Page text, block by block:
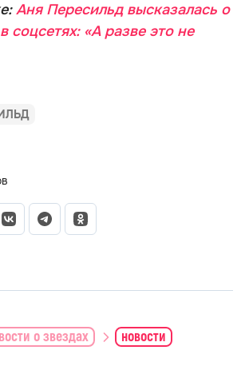
Аня Пересильд высказалась о
соцсетях: «А разве это не
о звездах новости